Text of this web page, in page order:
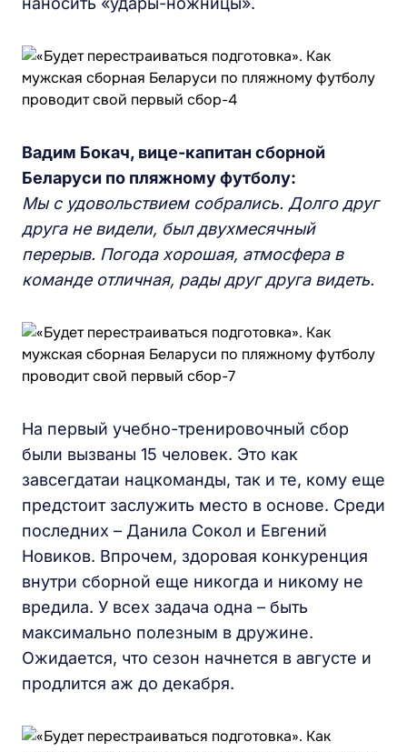
Вадим Бокач, вице-капитан сборной
Беларуси по пляжному футболу:
Мы с удовольствием собрались. Долго друг
друга не видели, был двухмесячный
перерыв. Погода хорошая, атмосфера в
команде отличная, рады друг друга видеть.
На первый учебно-тренировочный сбор
были вызваны 15 человек. Это как
завсегдатаи нацкоманды, так и те, кому еще
предстоит заслужить место в основе. Среди
последних – Данила Сокол и Евгений
Новиков. Впрочем, здоровая конкуренция
внутри сборной еще никогда и никому не
вредила. У всех задача одна – быть
максимально полезным в дружине.
Ожидается, что сезон начнется в августе и
продлится аж до декабря.